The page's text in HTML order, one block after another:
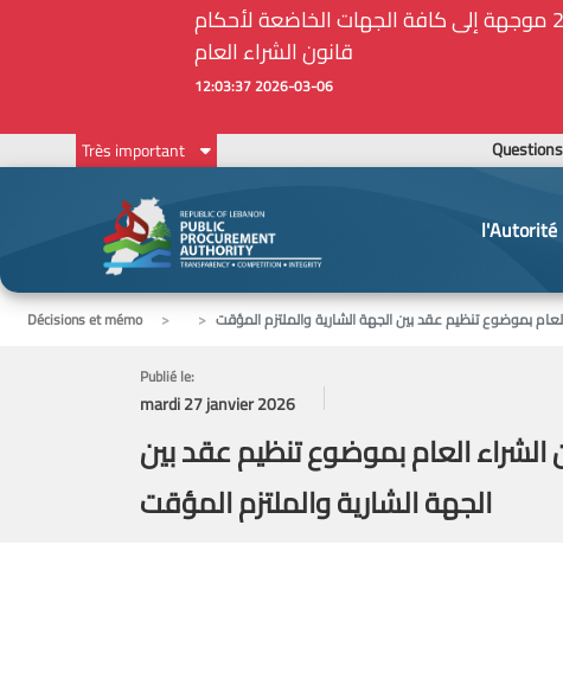
🚑❕❗❕🚨تأمين الحاجات الأساسية والملحة في ظل الظروف الإستثنائية: مذكرة رقم 7/ه.ش.ع/ 2026 موجهة إلى كافة الجهات الخاضعة لأحكام
قانون الشراء العام
2026-03-06 12:03:37
Très important Questions
l'Autorité
Décisions et mémo
Publié le:
mardi 27 janvier 2026
قانون الشراء العام بموضوع تنظيم عقد بين
الجهة الشارية والملتزم المؤقت